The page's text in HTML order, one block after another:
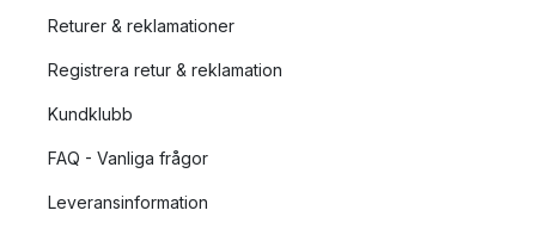
av lyx och flärd på festligheterna.
Returer & reklamationer
Registrera retur & reklamation
Kundklubb
FAQ - Vanliga frågor
Leveransinformation